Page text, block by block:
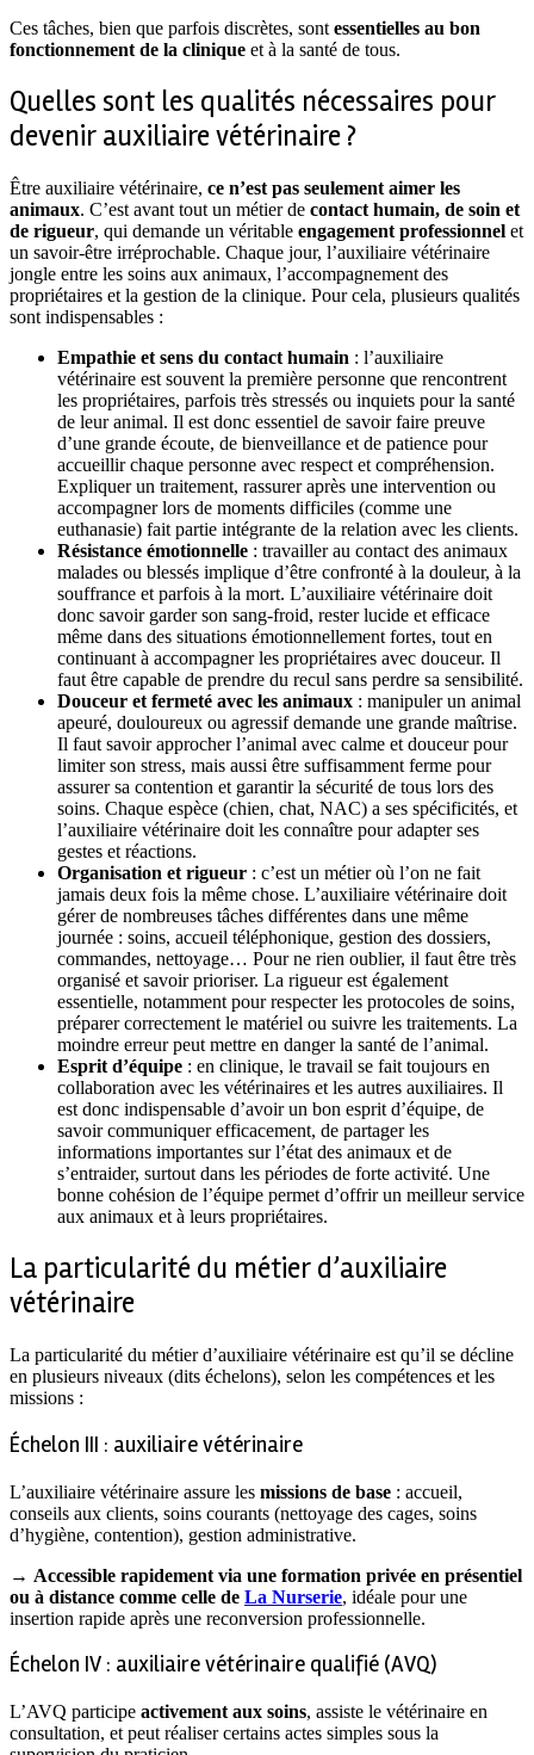
Ces tâches, bien que parfois discrètes, sontessentielles au bon
fonctionnement de la clinique et à la santé de tous.
Quelles sont les qualités nécessaires pour
devenir auxiliaire vétérinaire ?
Être auxiliaire vétérinaire, ce n’est pas seulement aimer les
animaux. C’est avant tout un métier de contact humain, de soin et
de rigueur, qui demande un véritable engagement professionnel et
un savoir-être irréprochable. Chaque jour, l’auxiliaire vétérinaire
jongle entre les soins aux animaux, l’accompagnement des
propriétaires et la gestion de la clinique. Pour cela, plusieurs qualités
sont indispensables :
Empathie et sens du contact humain : l’auxiliaire
vétérinaire est souvent la première personne que rencontrent
les propriétaires, parfois très stressés ou inquiets pour la santé
de leur animal. Il est donc essentiel de savoir faire preuve
d’une grande écoute, de bienveillance et de patience pour
accueillir chaque personne avec respect et compréhension.
Expliquer un traitement, rassurer après une intervention ou
accompagner lors de moments difficiles (comme une
euthanasie) fait partie intégrante de la relation avec les clients.
Résistance émotionnelle : travailler au contact des animaux
malades ou blessés implique d’être confronté à la douleur, à la
souffrance et parfois à la mort. L’auxiliaire vétérinaire doit
donc savoir garder son sang-froid, rester lucide et efficace
même dans des situations émotionnellement fortes, tout en
continuant à accompagner les propriétaires avec douceur. Il
faut être capable de prendre du recul sans perdre sa sensibilité.
Douceur et fermeté avec les animaux : manipuler un animal
apeuré, douloureux ou agressif demande une grande maîtrise.
Il faut savoir approcher l’animal avec calme et douceur pour
limiter son stress, mais aussi être suffisamment ferme pour
assurer sa contention et garantir la sécurité de tous lors des
soins. Chaque espèce (chien, chat, NAC) a ses spécificités, et
l’auxiliaire vétérinaire doit les connaître pour adapter ses
gestes et réactions.
Organisation et rigueur : c’est un métier où l’on ne fait
jamais deux fois la même chose. L’auxiliaire vétérinaire doit
gérer de nombreuses tâches différentes dans une même
journée : soins, accueil téléphonique, gestion des dossiers,
commandes, nettoyage… Pour ne rien oublier, il faut être très
organisé et savoir prioriser. La rigueur est également
essentielle, notamment pour respecter les protocoles de soins,
préparer correctement le matériel ou suivre les traitements. La
moindre erreur peut mettre en danger la santé de l’animal.
Esprit d’équipe : en clinique, le travail se fait toujours en
collaboration avec les vétérinaires et les autres auxiliaires. Il
est donc indispensable d’avoir un bon esprit d’équipe, de
savoir communiquer efficacement, de partager les
informations importantes sur l’état des animaux et de
s’entraider, surtout dans les périodes de forte activité. Une
bonne cohésion de l’équipe permet d’offrir un meilleur service
aux animaux et à leurs propriétaires.
La particularité du métier d’auxiliaire
vétérinaire
La particularité du métier d’auxiliaire vétérinaire est qu’il se décline
en plusieurs niveaux (dits échelons), selon les compétences et les
missions :
Échelon III : auxiliaire vétérinaire
L’auxiliaire vétérinaire assure les missions de base : accueil,
conseils aux clients, soins courants (nettoyage des cages, soins
d’hygiène, contention), gestion administrative.
→ Accessible rapidement via une formation privée en présentiel
ou à distance comme celle de La Nurserie, idéale pour une
insertion rapide après une reconversion professionnelle.
Échelon IV : auxiliaire vétérinaire qualifié (AVQ)
L’AVQ participe activement aux soins, assiste le vétérinaire en
consultation, et peut réaliser certains actes simples sous la